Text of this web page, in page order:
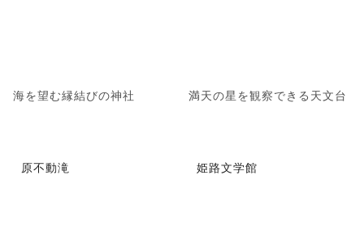
海を望む縁結びの神社 満天の星を観察できる天文台
原不動滝 姫路文学館